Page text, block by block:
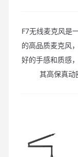
F7无线麦克风是
的高品质麦克风
好的手感和质感
其高保真动